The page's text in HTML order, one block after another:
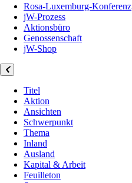
Rosa-Luxemburg-Konferenz
jW-Prozess
Aktionsbüro
Genossenschaft
jW-Shop
Titel
Aktion
Ansichten
Schwerpunkt
Thema
Inland
Ausland
Kapital & Arbeit
Feuilleton